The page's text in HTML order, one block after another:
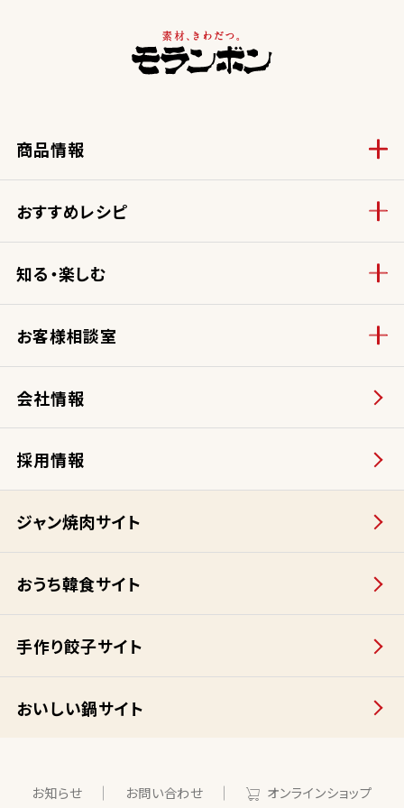
商品情報
おすすめレシピ
知る・楽しむ
お客様相談室
会社情報
採用情報
ジャン焼肉サイト
おうち韓食サイト
手作り餃子サイト
おいしい鍋サイト
お知らせ お問い合わせ オンラインショップ